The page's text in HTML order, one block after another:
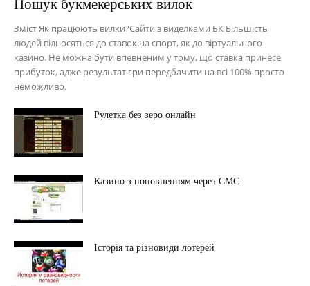
Пошук букмекерських вилок
Зміст Як працюють вилки?Сайти з виделками БК Більшість
людей відносяться до ставок на спорт, як до віртуального
казино. Не можна бути впевненим у тому, що ставка принесе
прибуток, адже результат гри передбачити на всі 100% просто
неможливо.
Рулетка без зеро онлайн
Казино з поповненням через СМС
Історія та різновиди лотерей